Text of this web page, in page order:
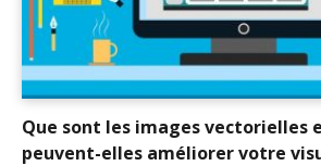
Que sont les images vectorielles
peuvent-elles améliorer votre